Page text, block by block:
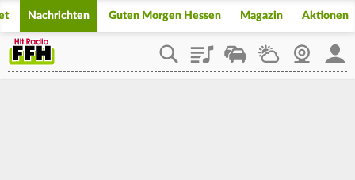
Nachrichten Guten Morgen Hessen Magazin Aktionen
PlaylistStaupilotWetterWebcam